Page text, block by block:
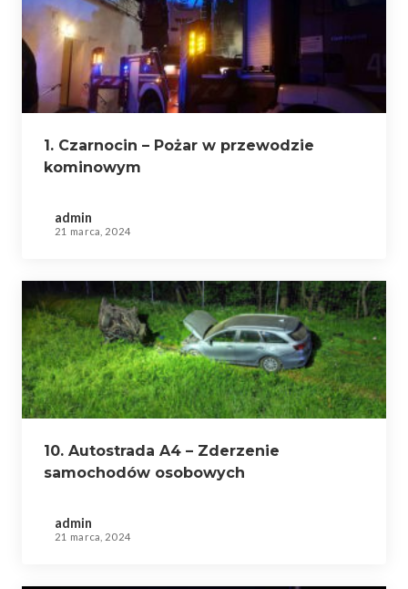
1. Czarnocin – Pożar w przewodzie
kominowym
admin
21 marca, 2024
10. Autostrada A4 – Zderzenie
samochodów osobowych
admin
21 marca, 2024